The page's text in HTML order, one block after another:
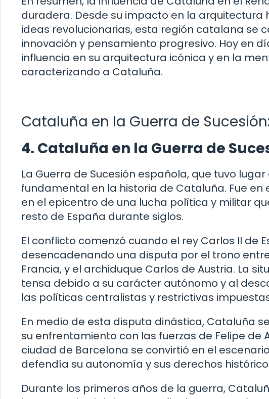
duradera. Desde su impacto en la arquitectura
ideas revolucionarias, esta región catalana se
innovación y pensamiento progresivo. Hoy en
influencia en su arquitectura icónica y en la
caracterizando a Cataluña.
Cataluña en la Guerra de
4. Cataluña en la Guerra de
La Guerra de Sucesión española, que tuvo lugar
fundamental en la historia de Cataluña. Fue
en el epicentro de una lucha política y militar
resto de España durante siglos.
El conflicto comenzó cuando el rey Carlos II de
desencadenando una disputa por el trono entre
Francia, y el archiduque Carlos de Austria. La
tensa debido a su carácter autónomo y al
las políticas centralistas y restrictivas
En medio de esta disputa dinástica, Cataluña
su enfrentamiento con las fuerzas de Felipe de
ciudad de Barcelona se convirtió en el
defendía su autonomía y sus derechos
Durante los primeros años de la guerra,